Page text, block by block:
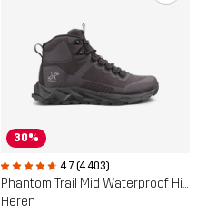
30%
4.7 (4.403)
Phantom Trail Mid Waterproof Hiking Boots
Heren